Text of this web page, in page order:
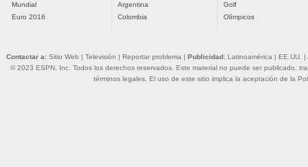
Mundial
Euro 2016
Argentina
Colombia
Golf
Olímpicos
Contactar a: Sitio Web | Televisión | Reportar problema | Publicidad: Latinoamérica | EE.UU. |
© 2023 ESPN, Inc. Todos los derechos reservados. Este material no puede ser publicado,
términos legales. El uso de este sitio implica la aceptación de la